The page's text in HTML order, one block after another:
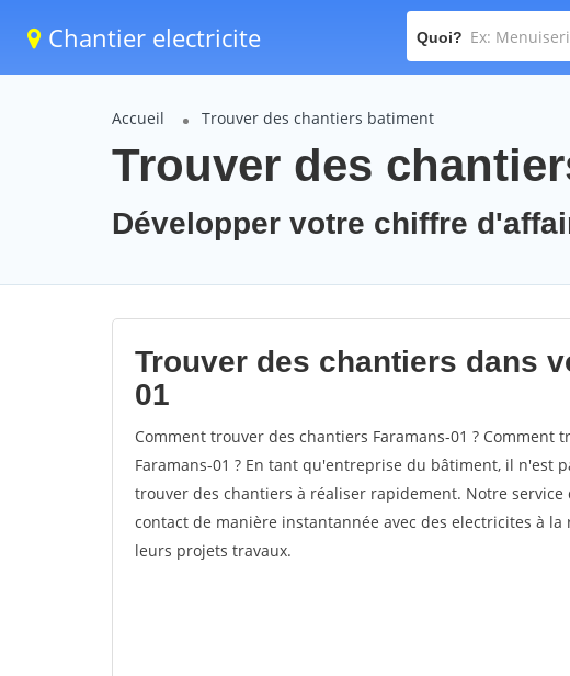
Chantier electricite Quoi?
Accueil Trouver des chantiers batiment
Trouver des
Développer votre chiffre
Trouver des chantiers dans
01
Comment trouver des chantiers Faramans-01 ?
Faramans-01 ? En tant qu'entreprise du bâtiment, il n'est
trouver des chantiers à réaliser rapidement. Notre
contact de manière instantannée avec des electricites à
leurs projets travaux.